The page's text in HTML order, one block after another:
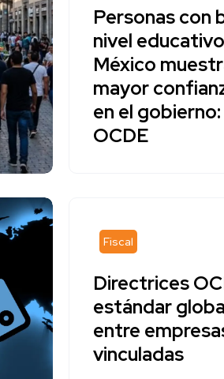
Personas con
nivel
México
mayor
en el gobierno:
OCDE
Fiscal
Directrices
estándar
entre
vinculadas